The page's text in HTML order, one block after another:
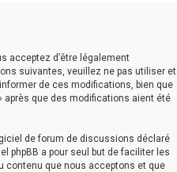
acceptez d’être légalement
suivantes, veuillez ne pas utiliser et
de ces modifications, bien que
après que des modifications aient été
de forum de discussions déclaré
phpBB a pour seul but de faciliter les
contenu que nous acceptons et que